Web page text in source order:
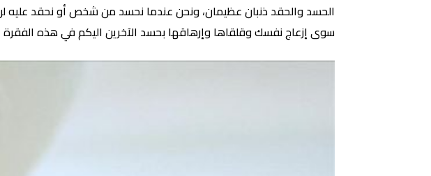
الحسد والحقد ذنبان عظيمان، ونحن عندما نحسد من شخص أو نحقد
سوى إزعاج نفسك وقلقاها وإرهاقها بحسد الآخرين اليكم في هذه